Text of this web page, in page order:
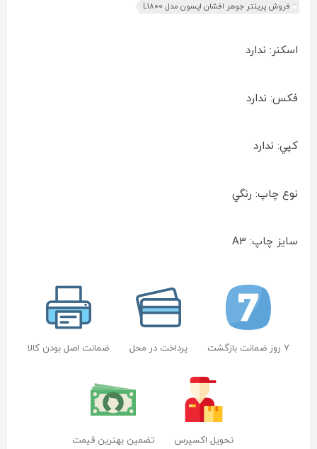
فروش پرينتر جوهر افشان اپسون مدل L1800
اسکنر: ندارد
فکس: ندارد
کپي: ندارد
نوع چاپ: رنگي
سايز چاپ: A3
7 روز ضمانت بازگشت پرداخت در محل ضمانت اصل بودن کالا
تحویل اکسپرس تضمین بهترین قیمت